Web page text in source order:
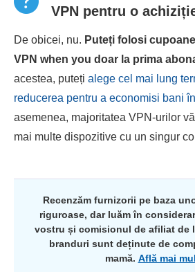
VPN pentru o
De obicei, nu. Puteți folosi
VPN when you doar la prima
acestea, puteți alege cel mai lung
reducerea pentru a economisi bani
asemenea, majoritatea VPN-urilor
mai multe dispozitive cu un singur
Recenzăm furnizorii pe baza
riguroase, dar luăm în
vostru și comisionul de afiliat de
branduri sunt deținute de
mamă. Află mai